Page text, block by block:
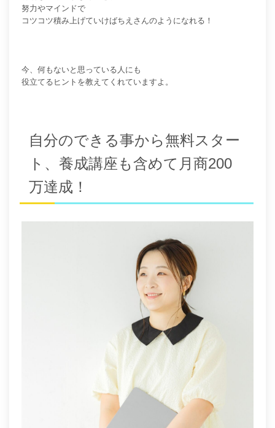
努力やマインドで
コツコツ積み上げていけばちえさんのようになれる！
今、何もないと思っている人にも
役立てるヒントを教えてくれていますよ。
自分のできる事から無料スター
ト、養成講座も含めて月商200
万達成！